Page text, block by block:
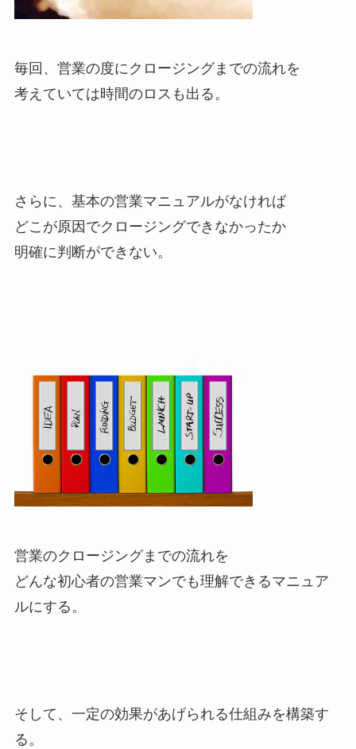
毎回、営業の度にクロージングまでの流れを
考えていては時間のロスも出る。
さらに、基本の営業マニュアルがなければ
どこが原因でクロージングできなかったか
明確に判断ができない。
営業のクロージングまでの流れを
どんな初心者の営業マンでも理解できるマニュア
ルにする。
そして、一定の効果があげられる仕組みを構築す
る。